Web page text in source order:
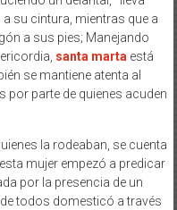
su cintura, mientras que a
a sus pies; Manejando
santa marta está
se mantiene atenta al
parte de quienes acuden
la rodeaban, se cuenta
mujer empezó a predicar
por la presencia de un
todos domesticó a través